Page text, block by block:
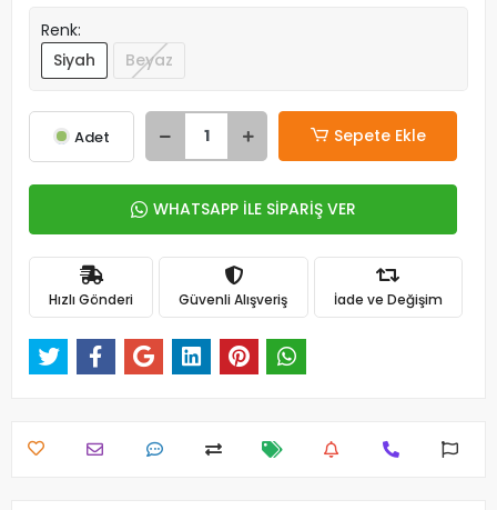
Renk:
Siyah
Beyaz
Adet Sepete Ekle
WHATSAPP İLE SİPARİŞ VER
Hızlı Gönderi Güvenli Alışveriş İade ve Değişim